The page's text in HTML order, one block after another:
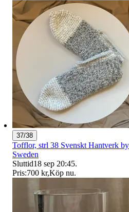
37/38
Tofflor, strl 38 Svenskt Hantverk
Sweden
Sluttid18 sep 20:45.
Pris:700 kr,Köp nu.